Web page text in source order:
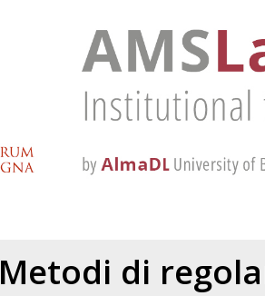
Metodi di